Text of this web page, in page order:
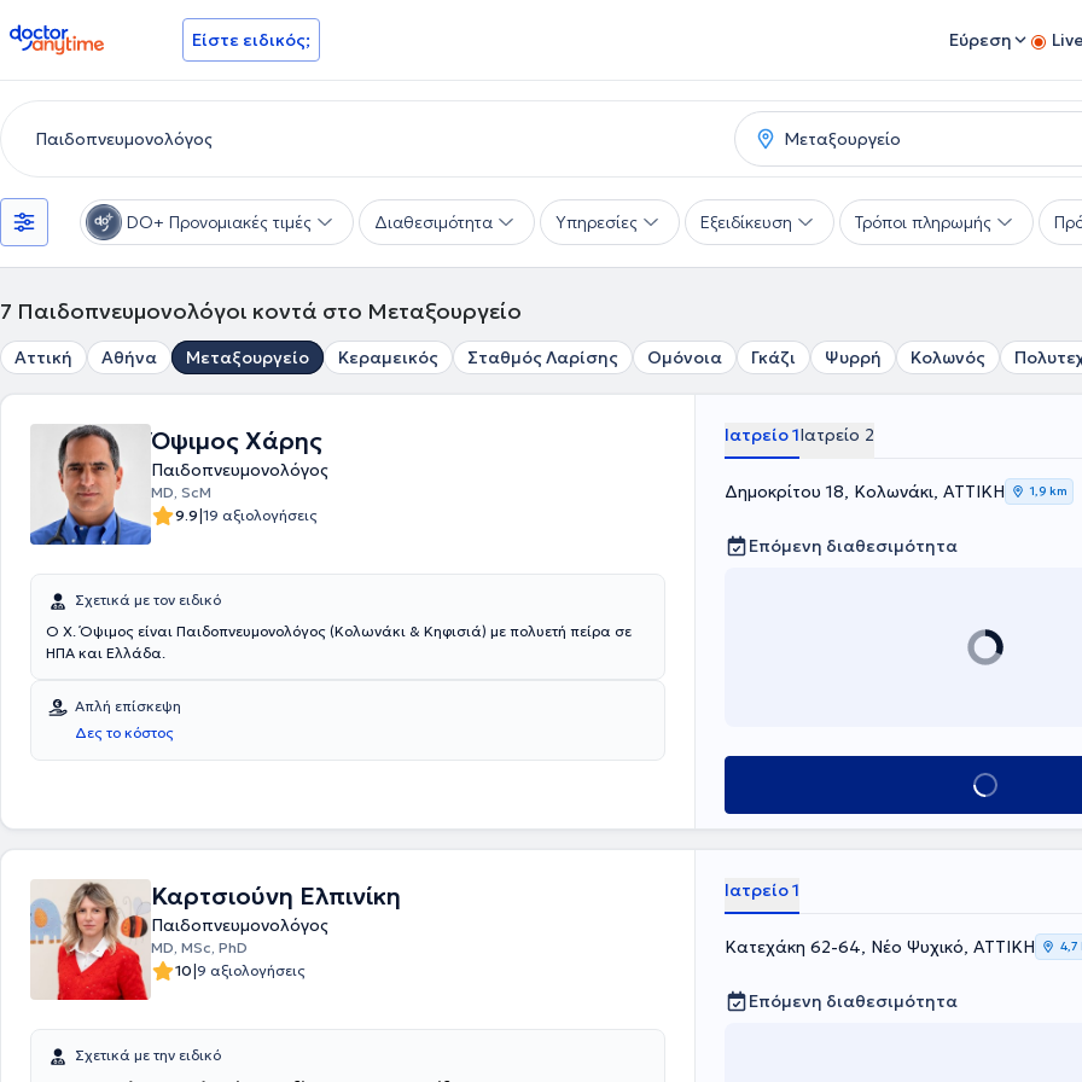
doctoranytime Είστε ειδικός; Εύρεση
DO+ Προνομιακές τιμές Διαθεσιμότητα Υπηρεσίες Εξειδίκευση Τρόποι πληρωμής
7 Παιδοπνευμονολόγοι κοντά στο Μεταξουργείο
Αττική Αθήνα Μεταξουργείο Κεραμεικός Σταθμός Λαρίσης Ομόνοια Γκάζι Ψυρρή Κολωνός
Όψιμος Χάρης
Παιδοπνευμονολόγος
ΜD, ScM
9.9|19 αξιολογήσεις
Σχετικά με τον ειδικό
Ο Χ. Όψιμος είναι Παιδοπνευμονολόγος (Κολωνάκι & Κηφισιά) με πολυετή πείρα σε
ΗΠΑ και Ελλάδα.
Απλή επίσκεψη
Δες το κόστος
Ιατρείο 1Ιατρείο 2
Δημοκρίτου 18, Κολωνάκι, ΑΤΤΙΚΗ 1,9 km
Επόμενη διαθεσιμότητα
Κλείσε ραντεβού
Καρτσιούνη Ελπινίκη
Παιδοπνευμονολόγος
MD, MSc, PhD
10|9 αξιολογήσεις
Σχετικά με την ειδικό
Ιατρείο 1
Κατεχάκη 62-64, Νέο Ψυχικό, ΑΤΤΙΚΗ 4,7
Επόμενη διαθεσιμότητα